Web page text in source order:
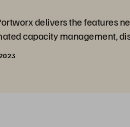
delivers the features
capacity management,